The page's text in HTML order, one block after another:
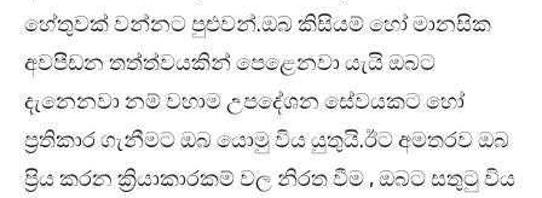
හේතුවක් වන්නට පුළුවන්.ඔබ කිසියම් හෝ මානසික
අවපීඩන තත්ත්වයකින් පෙළෙනවා යැයි ඔබට
දැනෙනවා නම් වහාම උපදේශන සේවයකට හෝ
ප්‍රතිකාර ගැනීමට ඔබ යොමු විය යුතුයි.ඊට අමතරව ඔබ
ප්‍රිය කරන ක්‍රියාකාරකම් වල නිරත වීම , ඔබට සතුටු විය